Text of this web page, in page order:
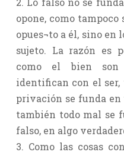
opone, como
opues¬to a él, sino en
sujeto. La razón es
como el bien son
identifican con el ser,
privación se funda en
también todo mal se
falso, en algo
3. Como las cosas